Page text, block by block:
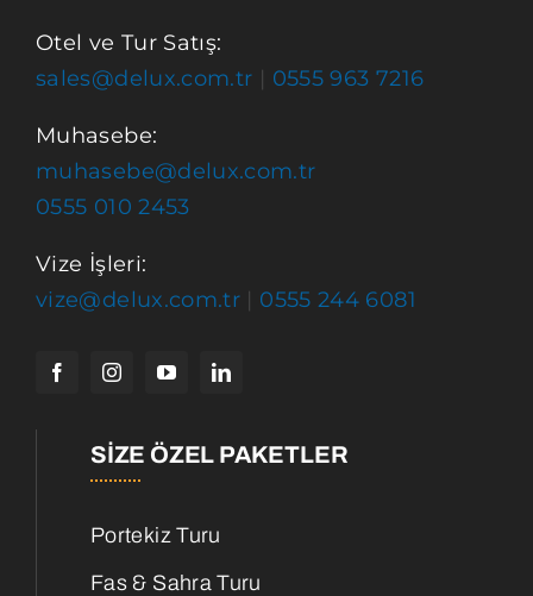
Otel ve Tur Satış:
sales@delux.com.tr
0555 963 7216
Muhasebe:
muhasebe@delux.com.tr
0555 010 2453
Vize İşleri:
vize@delux.com.tr
0555 244 6081
SIZE ÖZEL PAKETLER
Portekiz Turu
Fas & Sahra Turu